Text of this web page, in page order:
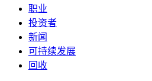
职业
投资者
新闻
可持续发展
回收